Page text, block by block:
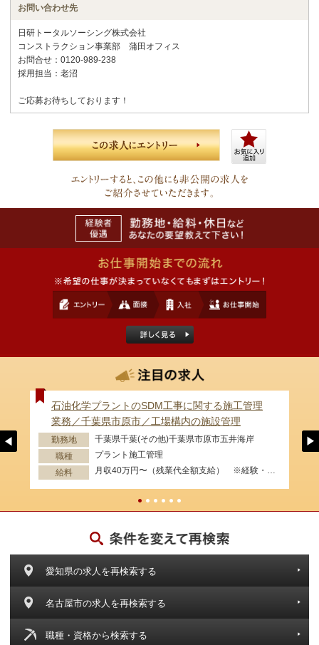
お問い合わせ先
日研トータルソーシング株式会社
コンストラクション事業部 蒲田オフィス
お問合せ：0120-989-238
採用担当：老沼
ご応募お待ちしております！
石油化学プラントのSDM工事に関する施工管理
業務／千葉県市原市／工場構内の施設管理
勤務地
千葉県千葉(その他)千葉県市原市五井海岸
職種
プラント施工管理
給料
愛知県の求人を再検索する
名古屋市の求人を再検索する
職種・資格から検索する